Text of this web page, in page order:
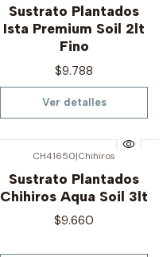
Sustrato Plantados
Ista Premium Soil 2lt
Fino
$9.788
Ver detalles
CH41650|Chihiros
Sustrato Plantados
Chihiros Aqua Soil 3lt
$9.660